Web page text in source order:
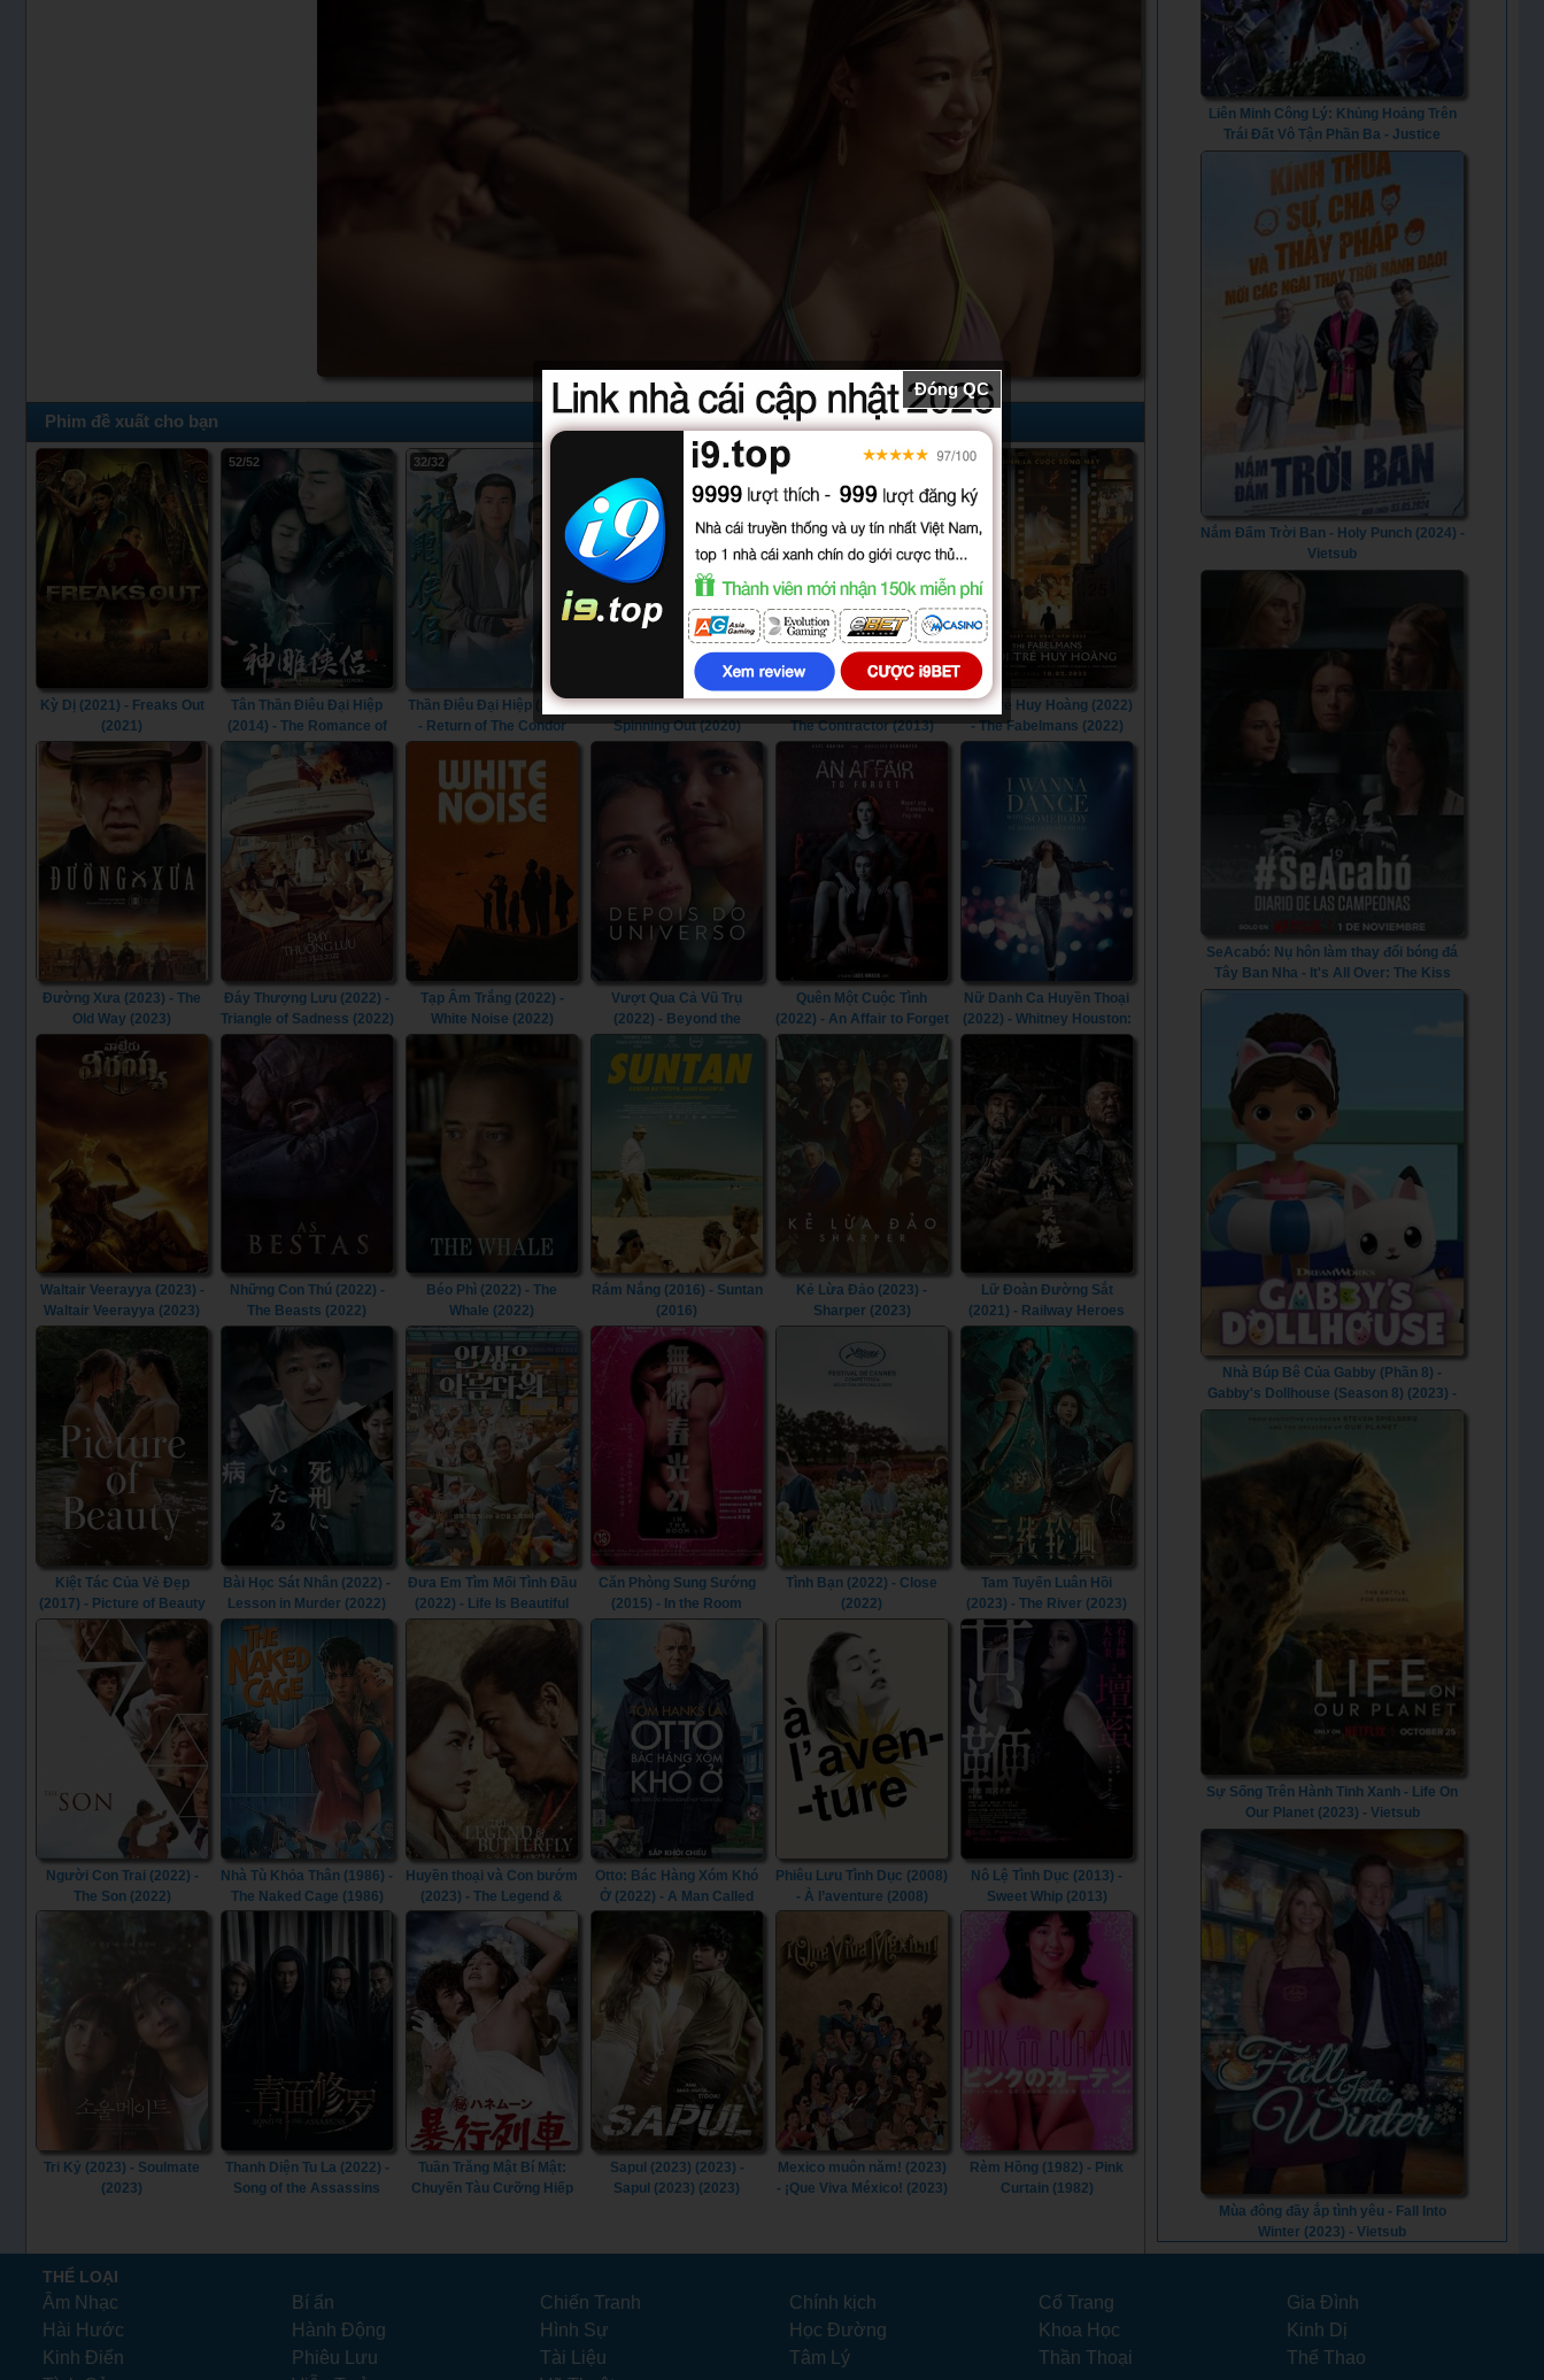
Phim đề xuất cho bạn
Kỳ Dị (2021) - Freaks Out
(2021)
52/52
Tân Thần Điêu Đại Hiệp
(2014) - The Romance of
the Condor Heroes (2014)
32/32
Thần Điêu Đại Hiệp (1995)
- Return of The Condor
Cú Trượt Dài (2020) -
Spinning Out (2020)
Giải Cứu Gia Đình (2013) -
The Contractor (2013)
Tuổi Trẻ Huy Hoàng (2022)
- The Fabelmans (2022)
Đường Xưa (2023) - The
Old Way (2023)
Đáy Thượng Lưu (2022) -
Triangle of Sadness (2022)
Tạp Âm Trắng (2022) -
White Noise (2022)
Vượt Qua Cả Vũ Trụ
(2022) - Beyond the
Universe (2022)
Quên Một Cuộc Tình
(2022) - An Affair to Forget
(2022)
Nữ Danh Ca Huyền Thoại
(2022) - Whitney Houston:
I Wanna Dance with
Waltair Veerayya (2023) -
Waltair Veerayya (2023)
Những Con Thú (2022) -
The Beasts (2022)
Béo Phì (2022) - The
Whale (2022)
Rám Nắng (2016) - Suntan
(2016)
Kẻ Lừa Đảo (2023) -
Sharper (2023)
Lữ Đoàn Đường Sắt
(2021) - Railway Heroes
(2021)
Kiệt Tác Của Vẻ Đẹp
(2017) - Picture of Beauty
(2017)
Bài Học Sát Nhân (2022) -
Lesson in Murder (2022)
Đưa Em Tìm Mối Tình Đầu
(2022) - Life Is Beautiful
(2022)
Căn Phòng Sung Sướng
(2015) - In the Room
(2015)
Tình Bạn (2022) - Close
(2022)
Tam Tuyến Luân Hồi
(2023) - The River (2023)
Người Con Trai (2022) -
The Son (2022)
Nhà Tù Khỏa Thân (1986) -
The Naked Cage (1986)
Huyền thoại và Con bướm
(2023) - The Legend &
Butterfly (2023)
Otto: Bác Hàng Xóm Khó
Ở (2022) - A Man Called
Phiêu Lưu Tình Dục (2008)
- À l’aventure (2008)
Nô Lệ Tình Dục (2013) -
Sweet Whip (2013)
Tri Kỷ (2023) - Soulmate
(2023)
Thanh Diện Tu La (2022) -
Song of the Assassins
Tuần Trăng Mật Bí Mật:
Chuyến Tàu Cưỡng Hiếp
(1977)
Sapul (2023) (2023) -
Sapul (2023) (2023)
Mexico muôn năm! (2023)
- ¡Que Viva México! (2023)
Rèm Hồng (1982) - Pink
Curtain (1982)
Liên Minh Công Lý: Khủng Hoảng Trên
Trái Đất Vô Tận Phần Ba - Justice
League: Crisis on Infinite Earths Part
Three (2024) - Vietsub
Nắm Đấm Trời Ban - Holy Punch (2024) -
Vietsub
SeAcabó: Nụ hôn làm thay đổi bóng đá
Tây Ban Nha - It's All Over: The Kiss
That Changed Spanish Football (2024) -
Vietsub
Nhà Búp Bê Của Gabby (Phần 8) -
Gabby's Dollhouse (Season 8) (2023) -
Vietsub
Sự Sống Trên Hành Tinh Xanh - Life On
Our Planet (2023) - Vietsub
Mùa đông đầy ắp tình yêu - Fall Into
Winter (2023) - Vietsub
THỂ LOẠI
Âm Nhạc Bí ẩn Chiến Tranh Chính kịch Cổ Trang
Gia Đình
Hài Hước
Hành Động Hình Sự Học Đường Khoa Học
Kinh Dị
Kinh Điển
Phiêu Lưu Tài Liệu Tâm Lý Thần Thoại
Thể Thao
Đóng QC